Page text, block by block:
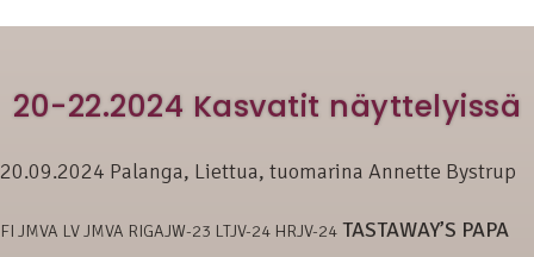
20-22.2024 Kasvatit näyttelyissä
20.09.2024 Palanga, Liettua, tuomarina Annette Bystrup
FI JMVA LV JMVA RIGAJW-23 LTJV-24 HRJV-24 TASTAWAY’S PAPA